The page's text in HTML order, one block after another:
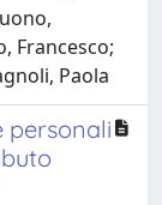
Francesco;
Paola
personali